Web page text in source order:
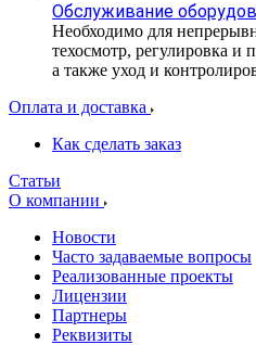
Обслуживание
Необходимо для
техосмотр, регулировка и
а также уход и
Оплата и доставка
Как сделать заказ
Статьи
О компании
Новости
Часто задаваемые вопросы
Реализованные проекты
Лицензии
Партнеры
Реквизиты